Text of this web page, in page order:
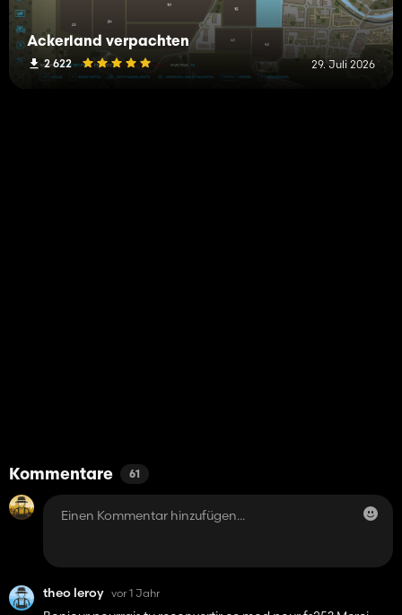
Ackerland verpachten
2 622 29. Juli 2026
Kommentare 61
theo leroy vor 1 Jahr